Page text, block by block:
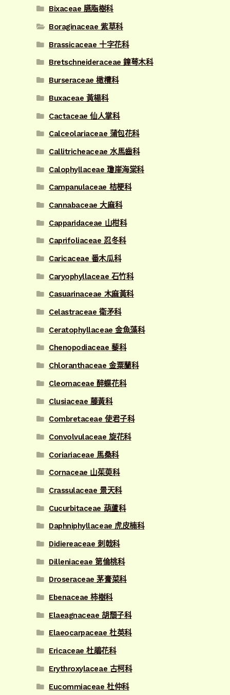
Bixaceae 臙脂樹科
Boraginaceae 紫草科
Brassicaceae 十字花科
Bretschneideraceae 鐘萼木科
Burseraceae 橄欖科
Buxaceae 黃楊科
Cactaceae 仙人掌科
Calceolariaceae 蒲包花科
Callitricheaceae 水馬齒科
Calophyllaceae 瓊崖海棠科
Campanulaceae 桔梗科
Cannabaceae 大麻科
Capparidaceae 山柑科
Caprifoliaceae 忍冬科
Caricaceae 番木瓜科
Caryophyllaceae 石竹科
Casuarinaceae 木麻黃科
Celastraceae 衛矛科
Ceratophyllaceae 金魚藻科
Chenopodiaceae 藜科
Chloranthaceae 金粟蘭科
Cleomaceae 醉蝶花科
Clusiaceae 藤黃科
Combretaceae 使君子科
Convolvulaceae 旋花科
Coriariaceae 馬桑科
Cornaceae 山茱萸科
Crassulaceae 景天科
Cucurbitaceae 葫蘆科
Daphniphyllaceae 虎皮楠科
Didiereaceae 刺戟科
Dilleniaceae 第倫桃科
Droseraceae 茅膏菜科
Ebenaceae 柿樹科
Elaeagnaceae 胡頹子科
Elaeocarpaceae 杜英科
Ericaceae 杜鵑花科
Erythroxylaceae 古柯科
Eucommiaceae 杜仲科